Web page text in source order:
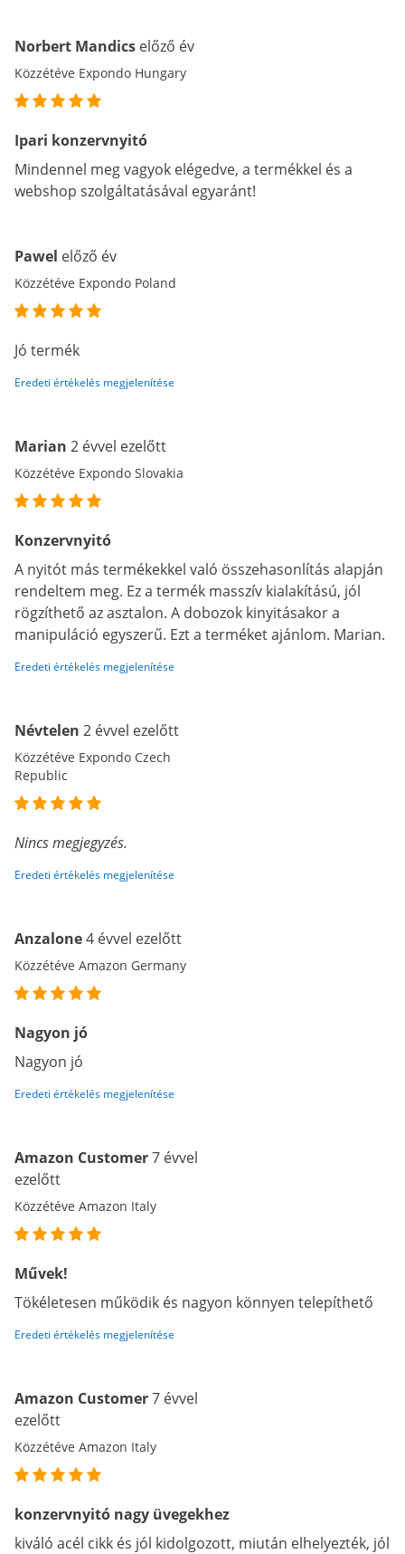
Norbert Mandics előző év
Közzétéve Expondo Hungary
Ipari konzervnyitó
Mindennel meg vagyok elégedve, a termékkel és a
webshop szolgáltatásával egyaránt!
Pawel előző év
Közzétéve Expondo Poland
Jó termék
Eredeti értékelés megjelenítése
Marian 2 évvel ezelőtt
Közzétéve Expondo Slovakia
Konzervnyitó
A nyitót más termékekkel való összehasonlítás alapján
rendeltem meg. Ez a termék masszív kialakítású, jól
rögzíthető az asztalon. A dobozok kinyitásakor a
manipuláció egyszerű. Ezt a terméket ajánlom. Marian.
Eredeti értékelés megjelenítése
Névtelen 2 évvel ezelőtt
Közzétéve Expondo Czech
Republic
Nincs megjegyzés.
Eredeti értékelés megjelenítése
Anzalone4 évvel ezelőtt
Közzétéve Amazon Germany
Nagyon jó
Nagyon jó
Eredeti értékelés megjelenítése
Amazon Customer7 évvel
ezelőtt
Közzétéve Amazon Italy
Művek!
Tökéletesen működik és nagyon könnyen telepíthető
Eredeti értékelés megjelenítése
Amazon Customer7 évvel
ezelőtt
Közzétéve Amazon Italy
konzervnyitó nagy üvegekhez
kiváló acél cikk és jól kidolgozott, miután elhelyezték, jól